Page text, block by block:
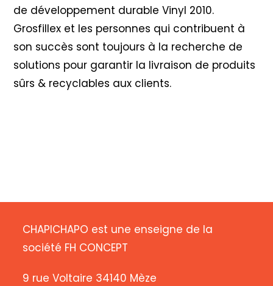
de développement durable Vinyl 2010.
Grosfillex et les personnes qui contribuent à
son succès sont toujours à la recherche de
solutions pour garantir la livraison de produits
sûrs & recyclables aux clients.
CHAPICHAPO est une enseigne de la
société FH CONCEPT
9 rue Voltaire 34140 Mèze